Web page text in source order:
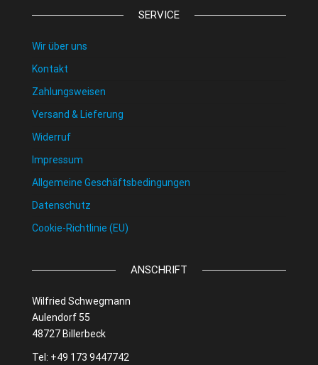
SERVICE
Wir über uns
Kontakt
Zahlungsweisen
Versand & Lieferung
Widerruf
Impressum
Allgemeine Geschäftsbedingungen
Datenschutz
Cookie-Richtlinie (EU)
ANSCHRIFT
Wilfried Schwegmann
Aulendorf 55
48727 Billerbeck
Tel: +49 173 9447742